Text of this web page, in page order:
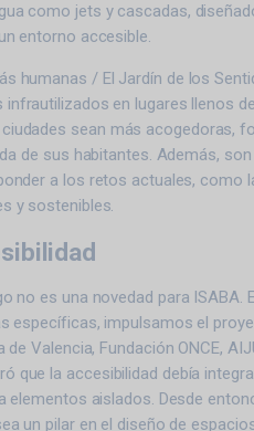
como jets y cascadas,
entorno accesible.
humanas / El Jardín de los
en lugares llenos
sean más acogedoras,
de sus habitantes. Además, son
a los retos actuales, como
y sostenibles.
no es una novedad para ISABA.
específicas, impulsamos el
Valencia, Fundación ONCE,
que la accesibilidad debía
aislados. Desde
un pilar en el diseño de